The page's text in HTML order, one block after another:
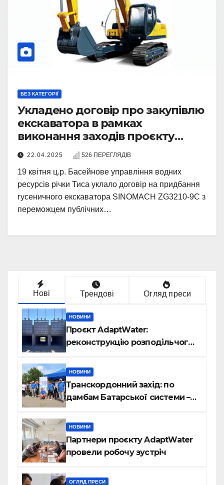
БЕЗ КАТЕГОРІЇ
Укладено договір про закупівлю
екскаватора в рамках
виконання заходів проєкту
AdaptWater
22.04.2025 526 ПЕРЕГЛЯДІВ
19 квітня ц.р. Басейнове управління водних
ресурсів річки Тиса уклало договір на придбання
гусеничного екскаватора SINOMACH ZG3210-9C з
переможцем публічних…
Нові Трендові Огляд преси
НОВИНИ
Проєкт AdaptWater:
реконструкцію розподільчого
НОВИНИ
Транскордонний захід: по
дамбам Батарської системи –
НОВИНИ
Партнери проєкту AdaptWater
провели робочу зустріч
ОГЛЯД ПРЕСИ